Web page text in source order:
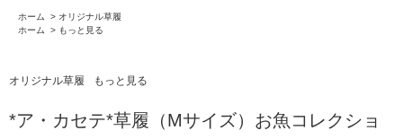
ホーム > オリジナル草履
ホーム
> もっと見る
オリジナル草履 もっと見る
*ア・カセテ*草履（Mサイズ）お魚コレクショ